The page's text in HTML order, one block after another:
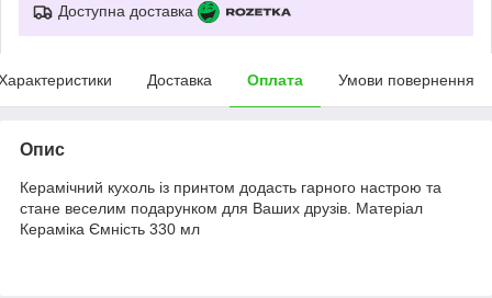
Доступна доставка
Доставка Оплата Умови повернення
Опис
Керамічний кухоль із принтом додасть гарного настрою та
стане веселим подарунком для Ваших друзів. Матеріал
Кераміка Ємність 330 мл